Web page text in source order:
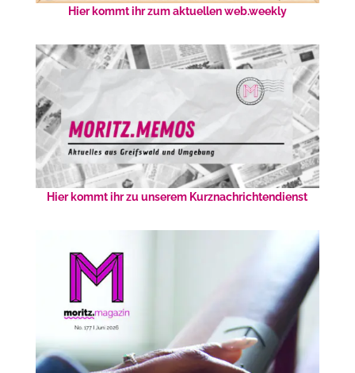
Hier kommt ihr zum aktuellen web.weekly
Hier kommt ihr zu unserem Kurznachrichtendienst